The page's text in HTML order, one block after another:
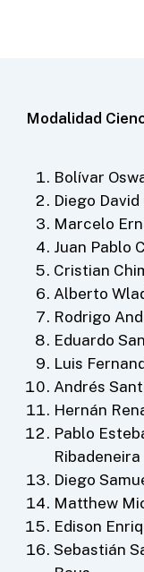
Modalidad
Bolívar
Diego
Marcelo
Juan Pablo
Cristian
Alberto
Rodrigo
Eduardo
Luis
Andrés
Hernán
Pablo
Ribadeneira
Diego
Matthew
Edison
Sebastián